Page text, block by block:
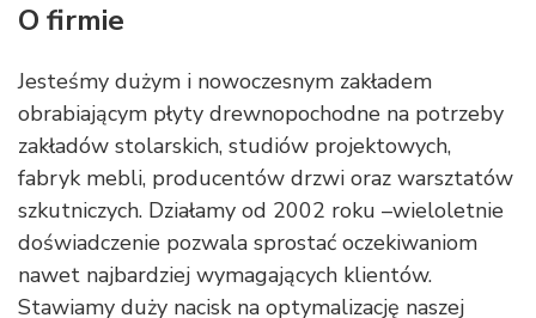
O firmie
Jesteśmy dużym i nowoczesnym zakładem
obrabiającym płyty drewnopochodne na potrzeby
zakładów stolarskich, studiów projektowych,
fabryk mebli, producentów drzwi oraz warsztatów
szkutniczych. Działamy od 2002 roku –wieloletnie
doświadczenie pozwala sprostać oczekiwaniom
nawet najbardziej wymagających klientów.
Stawiamy duży nacisk na optymalizację naszej